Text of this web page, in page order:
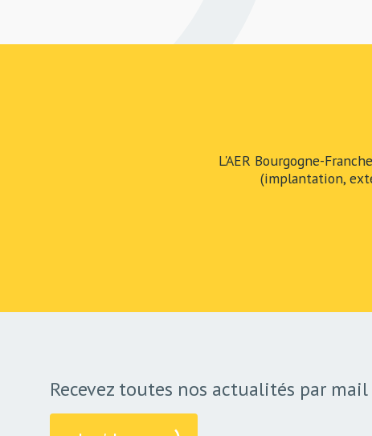
L'AER Bourgogne-
(implantation,
Recevez toutes nos actualités par mail